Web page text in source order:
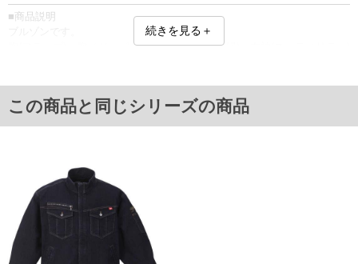
■商品説明
胸(フラップ)・胸（ジッパー付）・サイド(逆玉縁)・左袖(ユーティリティ)
■サイズ表
サイズ/バスト/総丈/裾周り/肩幅/袖丈
8L/185/83/180/66/68
単位はcm
※【返品交換について】
返品交換希望の方は、商品到着後1週間以内にご連絡ください。
下着(肌着)やワイシャツは商品の性質上、返品交換不可とさせて頂いております。予め
ご了承くださいませ。
続きを見る＋
この商品と同じシリーズの商品